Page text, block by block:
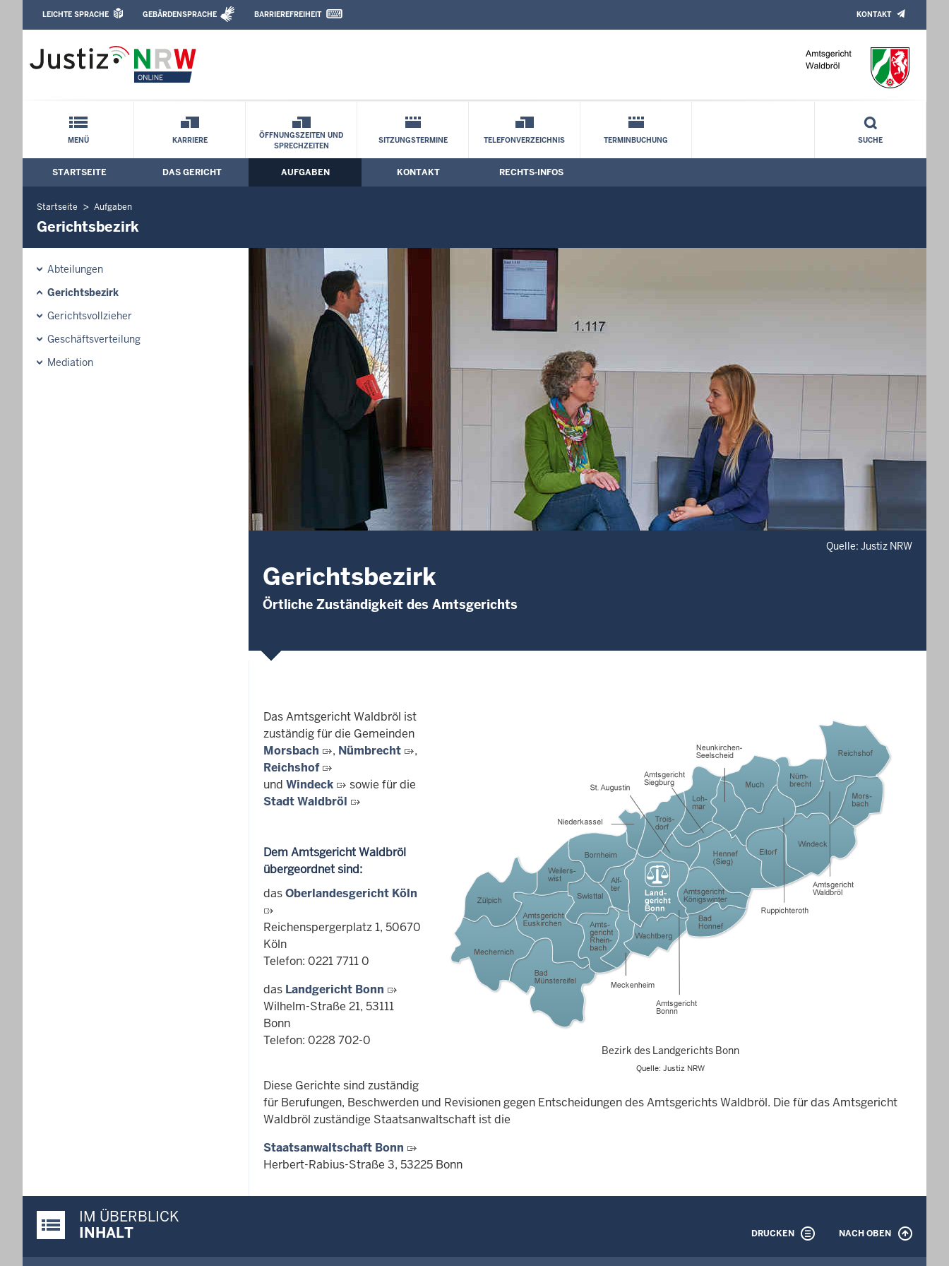
Amtsgericht Waldbröl: Gerichtsbezirk
Leichte Sprache, Gebärdensprachenvideo und Kontaktformular
LEICHTE SPRACHE GEBÄRDENSPRACHE BARRIEREFREIHEIT KONTAKT
Schnellnavigation mit Volltext-Suche
MENÜ KARRIERE
ÖFFNUNGSZEITEN UND
SPRECHZEITEN
SITZUNGSTERMINE TELEFONVERZEICHNIS TERMINBUCHUNG SUCHE
Hauptmenü: Hauptnavigation
STARTSEITE DAS GERICHT AUFGABEN KONTAKT RECHTS-INFOS
Startseite Aufgaben
Gerichtsbezirk
Abteilungen
Gerichtsbezirk
Gerichtsvollzieher
Geschäftsverteilung
Mediation
Quelle: Justiz NRW
Gerichtsbezirk
Örtliche Zuständigkeit des Amtsgerichts
Bezirk des Landgerichts Bonn
Quelle: Justiz NRW
Das Amtsgericht Waldbröl ist
zuständig für die Gemeinden
Morsbach
, Nümbrecht
,
Reichshof
und Windeck
sowie für die
Stadt Waldbröl
Dem Amtsgericht Waldbröl
übergeordnet sind:
dasOberlandesgericht Köln
Reichenspergerplatz 1, 50670
Köln
Telefon: 0221 7711 0
das Landgericht Bonn
Wilhelm-Straße 21, 53111
Bonn
Telefon: 0228 702-0
Diese Gerichte sind zuständig
für Berufungen, Beschwerden und Revisionen gegen Entscheidungen des Amtsgerichts Waldbröl. Die für das Amtsgericht
Waldbröl zuständige Staatsanwaltschaft ist die
Staatsanwaltschaft Bonn
Herbert-Rabius-Straße 3, 53225 Bonn
Justiz-Portal im Überblick:
IM ÜBERBLICK
INHALT
DRUCKEN NACH OBEN